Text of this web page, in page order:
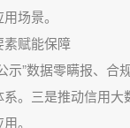
场景。
赋能保障
”数据零瞒报、合
。三是推动信用
。